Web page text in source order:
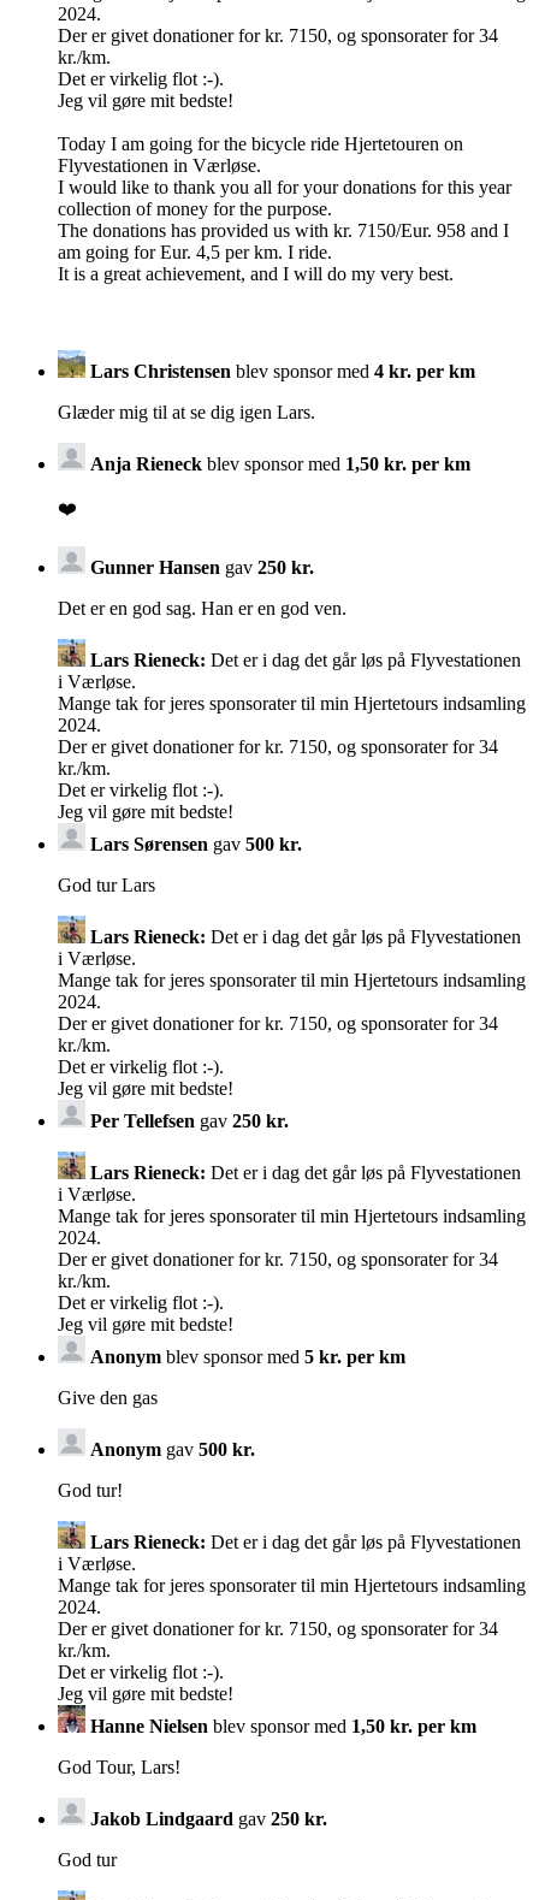
2024.
Der er givet donationer for kr. 7150, og sponsorater for 34
kr./km.
Det er virkelig flot :-).
Jeg vil gøre mit bedste!
Today I am going for the bicycle ride Hjertetouren on
Flyvestationen in Værløse.
I would like to thank you all for your donations for this year
collection of money for the purpose.
The donations has provided us with kr. 7150/Eur. 958 and I
am going for Eur. 4,5 per km. I ride.
It is a great achievement, and I will do my very best.
Lars Christensen blev sponsor med 4 kr. per km
Glæder mig til at se dig igen Lars.
Anja Rieneck blev sponsor med 1,50 kr. per km
❤️
Gunner Hansen gav 250 kr.
Det er en god sag. Han er en god ven.
Lars Rieneck: Det er i dag det går løs på Flyvestationen
i Værløse.
Mange tak for jeres sponsorater til min Hjertetours indsamling
2024.
Der er givet donationer for kr. 7150, og sponsorater for 34
kr./km.
Det er virkelig flot :-).
Jeg vil gøre mit bedste!
Lars Sørensen gav 500 kr.
God tur Lars
Lars Rieneck: Det er i dag det går løs på Flyvestationen
i Værløse.
Mange tak for jeres sponsorater til min Hjertetours indsamling
2024.
Der er givet donationer for kr. 7150, og sponsorater for 34
kr./km.
Det er virkelig flot :-).
Jeg vil gøre mit bedste!
Per Tellefsen gav 250 kr.
Lars Rieneck: Det er i dag det går løs på Flyvestationen
i Værløse.
Mange tak for jeres sponsorater til min Hjertetours indsamling
2024.
Der er givet donationer for kr. 7150, og sponsorater for 34
kr./km.
Det er virkelig flot :-).
Jeg vil gøre mit bedste!
Anonym blev sponsor med 5 kr. per km
Give den gas
Anonym gav 500 kr.
God tur!
Lars Rieneck: Det er i dag det går løs på Flyvestationen
i Værløse.
Mange tak for jeres sponsorater til min Hjertetours indsamling
2024.
Der er givet donationer for kr. 7150, og sponsorater for 34
kr./km.
Det er virkelig flot :-).
Jeg vil gøre mit bedste!
Hanne Nielsen blev sponsor med 1,50 kr. per km
God Tour, Lars!
Jakob Lindgaard gav 250 kr.
God tur